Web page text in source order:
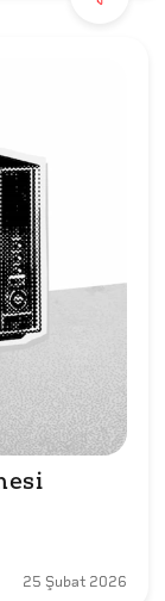
25 Şubat 2026